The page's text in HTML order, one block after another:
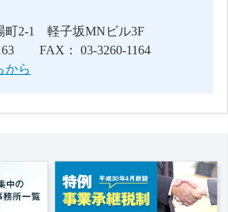
町2-1 軽子坂MNビル3F
FAX： 03-3260-1164
から